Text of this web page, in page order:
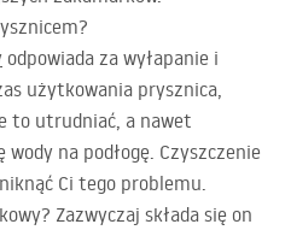
odpowiada za wyłapanie i
użytkowania prysznica,
to utrudniać, a nawet
na podłogę. Czyszczenie
Ci tego problemu.
Zazwyczaj składa się on